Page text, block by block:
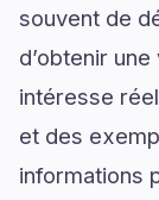
souvent de
d’obtenir
intéresse
et des
informations